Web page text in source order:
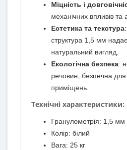
Міцність і
механічних впливів
Естетика та текстура
структура 1,5 мм надає
натуральний вигляд.
Екологічна безпека:
речовин, безпечна
приміщень.
Технічні характеристики:
Гранулометрія: 1,5 мм
Колір: білий
Вага: 25 кг